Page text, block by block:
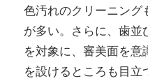
色汚れのクリーニング
が多い。さらに、歯並
を対象に、審美面を
を設けるところも目